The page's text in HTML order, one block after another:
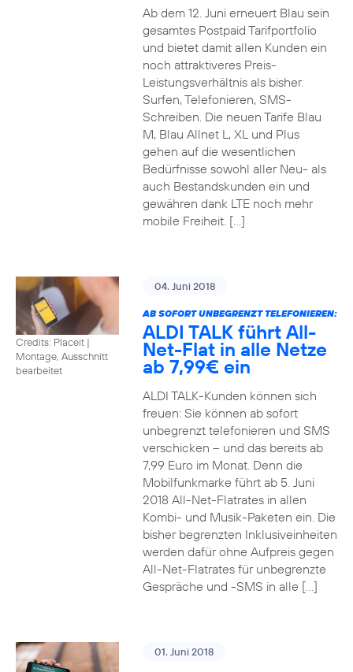
Ab dem 12. Juni erneuert Blau sein
gesamtes Postpaid Tarifportfolio
und bietet damit allen Kunden ein
noch attraktiveres Preis-
Leistungsverhältnis als bisher.
Surfen, Telefonieren, SMS-
Schreiben. Die neuen Tarife Blau
M, Blau Allnet L, XL und Plus
gehen auf die wesentlichen
Bedürfnisse sowohl aller Neu- als
auch Bestandskunden ein und
gewähren dank LTE noch mehr
mobile Freiheit. […]
Credits: Placeit |
Montage, Ausschnitt
bearbeitet
04. Juni 2018
AB SOFORT UNBEGRENZT TELEFONIEREN:
ALDI TALK führt All-
Net-Flat in alle Netze
ab 7,99€ ein
ALDI TALK-Kunden können sich
freuen: Sie können ab sofort
unbegrenzt telefonieren und SMS
verschicken – und das bereits ab
7,99 Euro im Monat. Denn die
Mobilfunkmarke führt ab 5. Juni
2018 All-Net-Flatrates in allen
Kombi- und Musik-Paketen ein. Die
bisher begrenzten Inklusiveinheiten
werden dafür ohne Aufpreis gegen
All-Net-Flatrates für unbegrenzte
Gespräche und -SMS in alle […]
01. Juni 2018